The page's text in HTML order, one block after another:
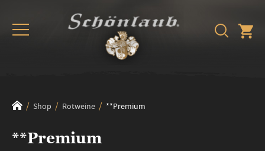
Shop Rotweine **Premium
**Premium